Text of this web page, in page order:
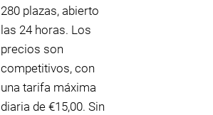
280 plazas, abierto
las 24 horas. Los
precios son
competitivos, con
una tarifa máxima
diaria de €15,00. Sin